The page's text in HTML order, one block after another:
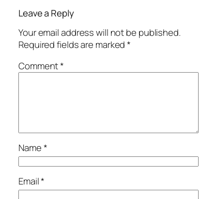
Leave a Reply
Your email address will not be published.
Required fields are marked*
Comment*
Name*
Email*